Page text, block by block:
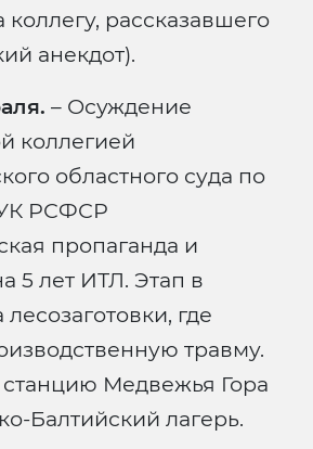
коллегу, рассказавшего
анекдот).
– Осуждение
коллегией
областного суда по
УК РСФСР
пропаганда и
5 лет ИТЛ. Этап в
где
травму.
Медвежья Гора
Балтийский лагерь.